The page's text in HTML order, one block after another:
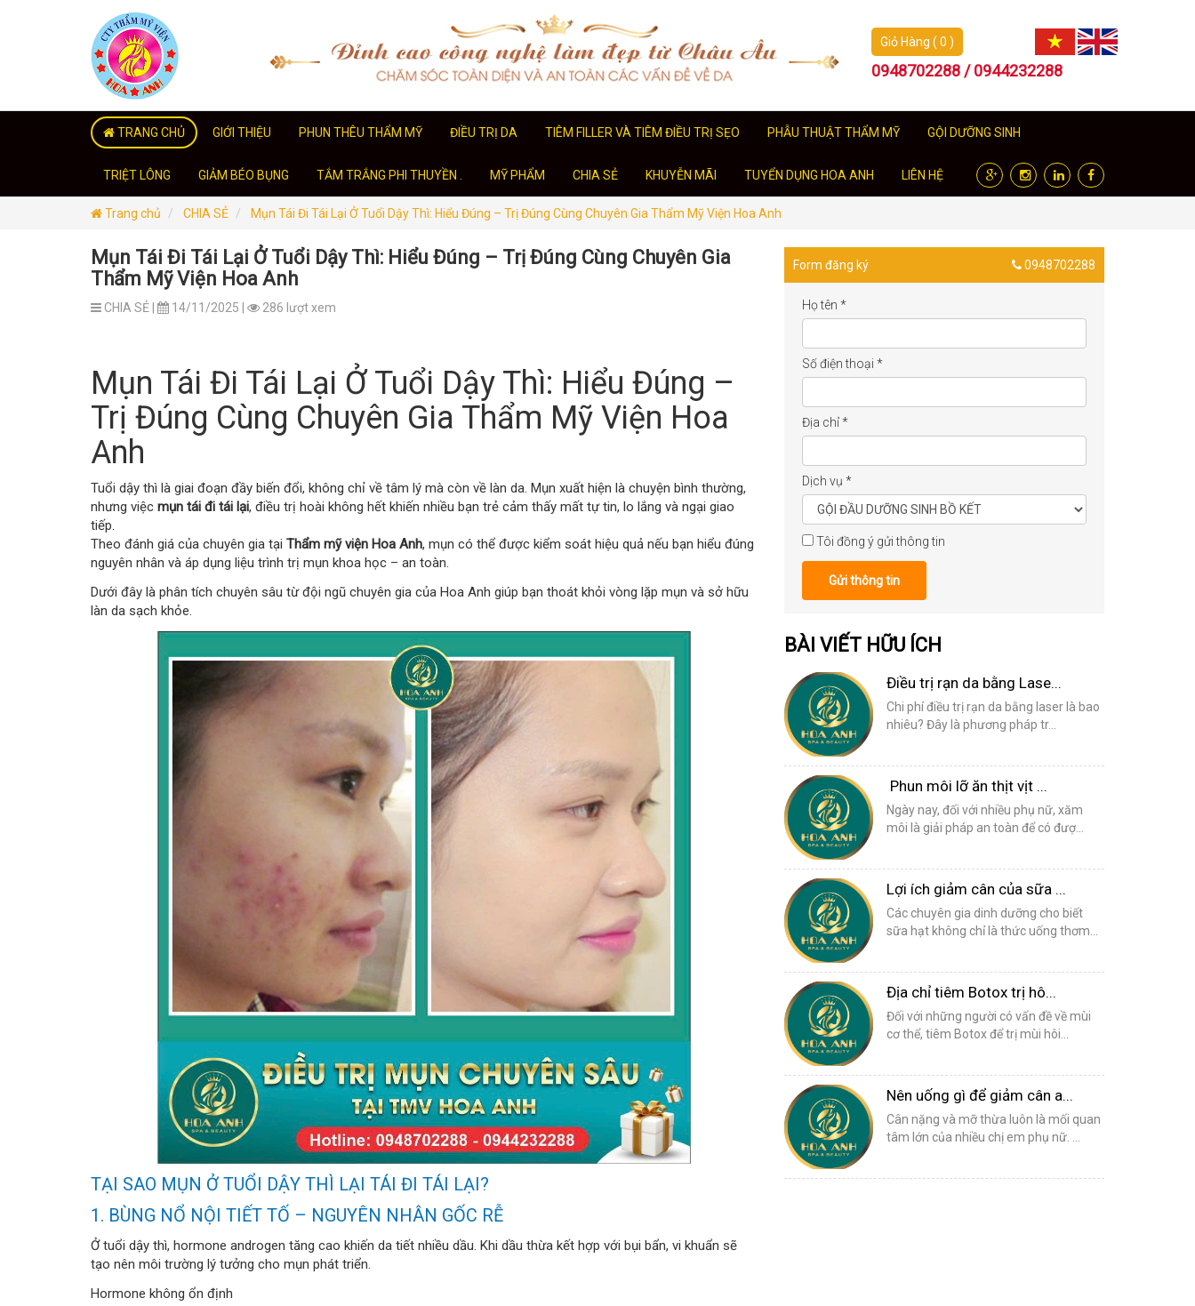
Giỏ Hàng ( 0 )
0948702288 / 0944232288
TRANG CHỦ GIỚI THIỆU PHUN THÊU THẨM MỸ ĐIỀU TRỊ DA TIÊM FILLER VÀ TIÊM ĐIỀU TRỊ SẸO PHẪU THUẬT THẨM MỸ GỘI DƯỠNG SINH
TRIỆT LÔNG GIẢM BÉO BỤNG TẮM TRẮNG PHI THUYỀN . MỸ PHẨM CHIA SẺ KHUYỄN MÃI TUYỂN DỤNG HOA ANH LIÊN HỆ
Trang chủ CHIA SẺ Mụn Tái Đi Tái Lại Ở Tuổi Dậy Thì: Hiểu Đúng – Trị Đúng Cùng Chuyên Gia Thẩm Mỹ Viện Hoa Anh
Mụn Tái Đi Tái Lại Ở Tuổi Dậy Thì: Hiểu Đúng – Trị Đúng Cùng Chuyên Gia
Thẩm Mỹ Viện Hoa Anh
CHIA SẺ | 14/11/2025 | 286 lượt xem
Mụn Tái Đi Tái Lại Ở Tuổi Dậy Thì: Hiểu Đúng –
Trị Đúng Cùng Chuyên Gia Thẩm Mỹ Viện Hoa
Anh
Tuổi dậy thì là giai đoạn đầy biến đổi, không chỉ về tâm lý mà còn về làn da. Mụn xuất hiện là chuyện bình thường,
nhưng việc mụn tái đi tái lại, điều trị hoài không hết khiến nhiều bạn trẻ cảm thấy mất tự tin, lo lắng và ngại giao
tiếp.
Theo đánh giá của chuyên gia tại Thẩm mỹ viện Hoa Anh, mụn có thể được kiểm soát hiệu quả nếu bạn hiểu đúng
nguyên nhân và áp dụng liệu trình trị mụn khoa học – an toàn.
Dưới đây là phân tích chuyên sâu từ đội ngũ chuyên gia của Hoa Anh giúp bạn thoát khỏi vòng lặp mụn và sở hữu
làn da sạch khỏe.
TẠI SAO MỤN Ở TUỔI DẬY THÌ LẠI TÁI ĐI TÁI LẠI?
1. BÙNG NỔ NỘI TIẾT TỐ – NGUYÊN NHÂN GỐC RỄ
Ở tuổi dậy thì, hormone androgen tăng cao khiến da tiết nhiều dầu. Khi dầu thừa kết hợp với bụi bẩn, vi khuẩn sẽ
tạo nên môi trường lý tưởng cho mụn phát triển.
Hormone không ổn định
Form đăng ký 0948702288
Họ tên *
Số điện thoại *
Địa chỉ*
Dịch vụ *
Tôi đồng ý gửi thông tin
Gửi thông tin
BÀI VIẾT HỮU ÍCH
Điều trị rạn da bằng Lase...
Chi phí điều trị rạn da bằng laser là bao
nhiêu? Đây là phương pháp tr...
Phun môi lỡ ăn thịt vịt ...
Ngày nay, đối với nhiều phụ nữ, xăm
môi là giải pháp an toàn để có đượ...
Lợi ích giảm cân của sữa ...
Các chuyên gia dinh dưỡng cho biết
sữa hạt không chỉ là thức uống thơm...
Địa chỉ tiêm Botox trị hô...
Đối với những người có vấn đề về mùi
cơ thể, tiêm Botox để trị mùi hôi...
Nên uống gì để giảm cân a...
Cân nặng và mỡ thừa luôn là mối quan
tâm lớn của nhiều chị em phụ nữ. ...